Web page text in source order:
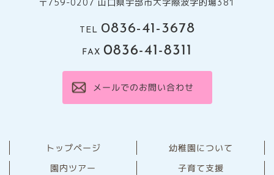
〒759-0207 山口県宇部市大字際波字的場381
TEL 0836-41-3678
FAX 0836-41-8311
メールでのお問い合わせ
トップページ 幼稚園について
園内ツアー 子育て支援